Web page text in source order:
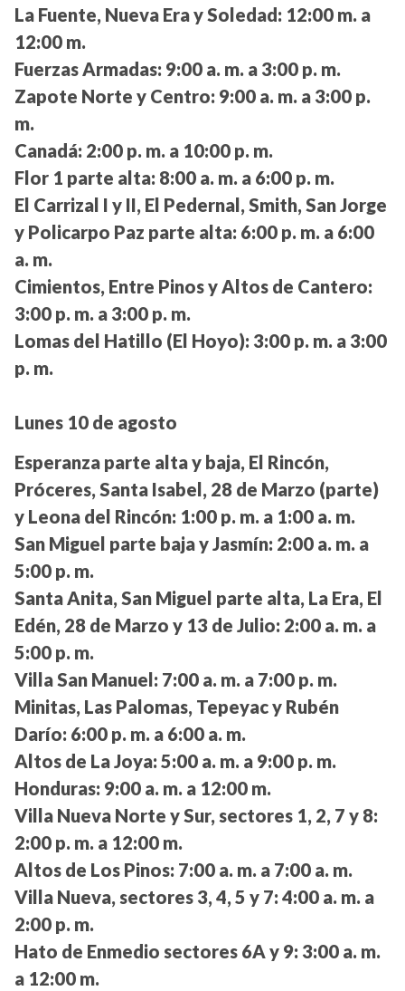
La Fuente, Nueva Era y Soledad: 12:00 m. a
12:00 m.
Fuerzas Armadas: 9:00 a. m. a 3:00 p. m.
Zapote Norte y Centro: 9:00 a. m. a 3:00 p.
m.
Canadá: 2:00 p. m. a 10:00 p. m.
Flor 1 parte alta: 8:00 a. m. a 6:00 p. m.
El Carrizal I y II, El Pedernal, Smith, San Jorge
y Policarpo Paz parte alta: 6:00 p. m. a 6:00
a. m.
Cimientos, Entre Pinos y Altos de Cantero:
3:00 p. m. a 3:00 p. m.
Lomas del Hatillo (El Hoyo): 3:00 p. m. a 3:00
p. m.
Lunes 10 de agosto
Esperanza parte alta y baja, El Rincón,
Próceres, Santa Isabel, 28 de Marzo (parte)
y Leona del Rincón: 1:00 p. m. a 1:00 a. m.
San Miguel parte baja y Jasmín: 2:00 a. m. a
5:00 p. m.
Santa Anita, San Miguel parte alta, La Era, El
Edén, 28 de Marzo y 13 de Julio: 2:00 a. m. a
5:00 p. m.
Villa San Manuel: 7:00 a. m. a 7:00 p. m.
Minitas, Las Palomas, Tepeyac y Rubén
Darío: 6:00 p. m. a 6:00 a. m.
Altos de La Joya: 5:00 a. m. a 9:00 p. m.
Honduras: 9:00 a. m. a 12:00 m.
Villa Nueva Norte y Sur, sectores 1, 2, 7 y 8:
2:00 p. m. a 12:00 m.
Altos de Los Pinos: 7:00 a. m. a 7:00 a. m.
Villa Nueva, sectores 3, 4, 5 y 7: 4:00 a. m. a
2:00 p. m.
Hato de Enmedio sectores 6A y 9: 3:00 a. m.
a 12:00 m.